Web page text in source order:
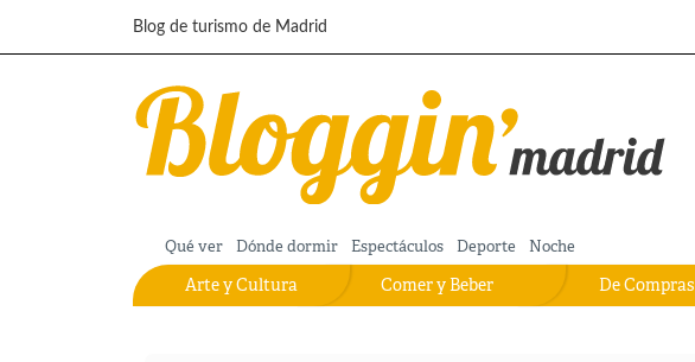
Pasar al contenido principal
Blog de turismo de Madrid
Qué ver Dónde dormir Espectáculos Deporte Noche
De Compras
Comer y Beber
Arte y Cultura